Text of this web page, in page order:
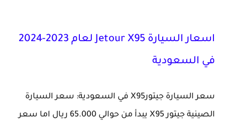
اسعار السيارة Jetour X95 لعام 2023-2024
في السعودية
سعر السيارة جيتورX95 في السعودية: سعر السيارة
الصينية جيتور X95 يبدأ من حوالي 65.000 ريال اما سعر